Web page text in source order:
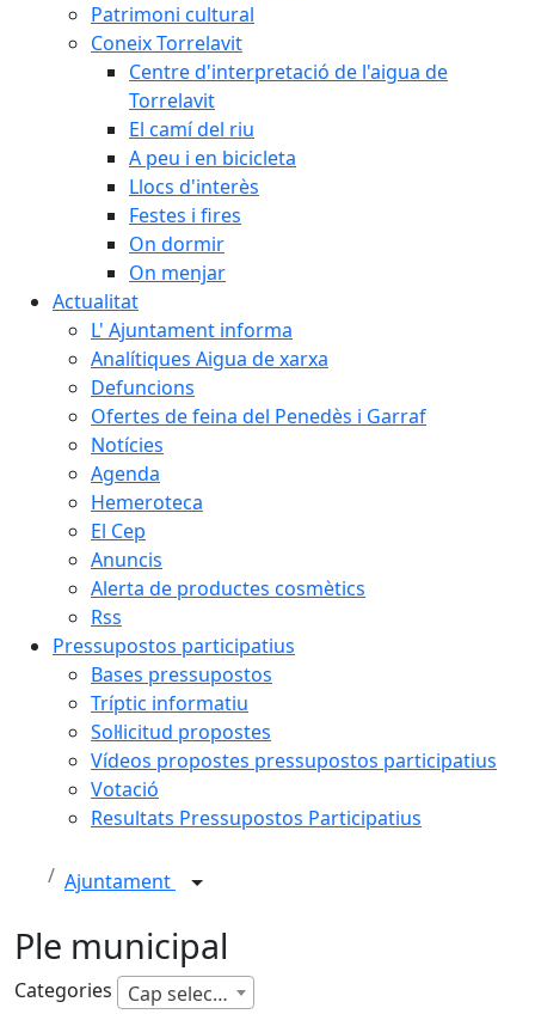
Patrimoni cultural
Coneix Torrelavit
Centre d'interpretació de l'aigua de
Torrelavit
El camí del riu
A peu i en bicicleta
Llocs d'interès
Festes i fires
On dormir
On menjar
Actualitat
L' Ajuntament informa
Analítiques Aigua de xarxa
Defuncions
Ofertes de feina del Penedès i Garraf
Notícies
Agenda
Hemeroteca
El Cep
Anuncis
Alerta de productes cosmètics
Rss
Pressupostos participatius
Bases pressupostos
Tríptic informatiu
Sol·licitud propostes
Vídeos propostes pressupostos participatius
Votació
Resultats Pressupostos Participatius
Ajuntament
Ple municipal
Categories Cap selecció